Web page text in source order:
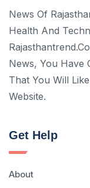
News Of
Health And
News, You Have
That You Will
Website.
Get Help
About